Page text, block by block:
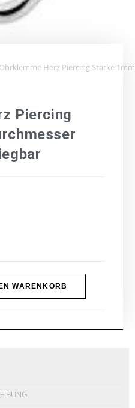
Ohrklemme Herz Piercing Stärke
Piercing
WARENKORB